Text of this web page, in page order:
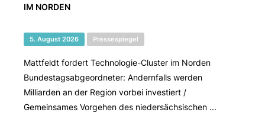
IM NORDEN
5. August 2026 Pressespiegel
Mattfeldt fordert Technologie-Cluster im Norden
Bundestagsabgeordneter: Andernfalls werden
Milliarden an der Region vorbei investiert /
Gemeinsames Vorgehen des niedersächsischen ...